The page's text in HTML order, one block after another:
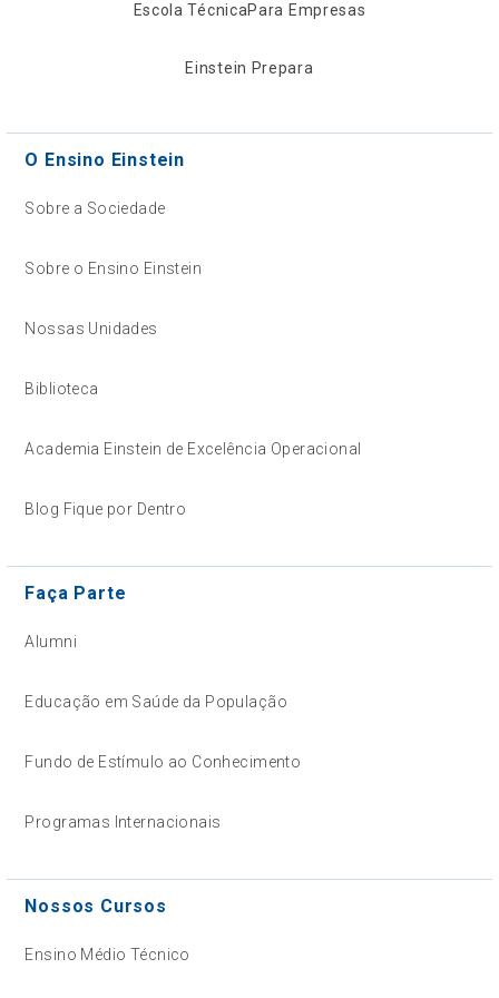
Escola TécnicaPara Empresas
Einstein Prepara
O Ensino Einstein
Sobre a Sociedade
Sobre o Ensino Einstein
Nossas Unidades
Biblioteca
Academia Einstein de Excelência Operacional
Blog Fique por Dentro
Faça Parte
Alumni
Educação em Saúde da População
Fundo de Estímulo ao Conhecimento
Programas Internacionais
Nossos Cursos
Ensino Médio Técnico